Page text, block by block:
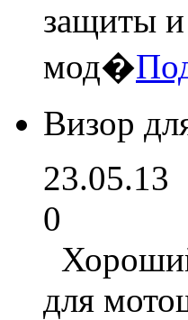
защиты и
мод�
Визор
23.05.13
0
для